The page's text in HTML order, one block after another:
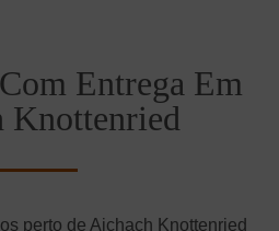
Entrega Em
Knottenried
perto de Aichach Knottenried